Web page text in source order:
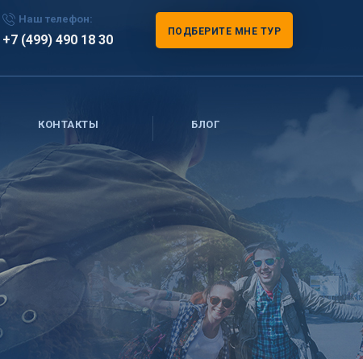
Наш телефон:
+7 (499) 490 18 30
ПОДБЕРИТЕ МНЕ ТУР
КОНТАКТЫ БЛОГ